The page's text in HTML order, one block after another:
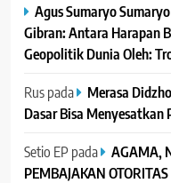
Agus Sumaryo Sumaryo
Gibran: Antara Harapan
Geopolitik Dunia Oleh:
Ruspada
Merasa
Dasar Bisa Menyesatkan
Setio EP pada
AGAMA,
PEMBAJAKAN